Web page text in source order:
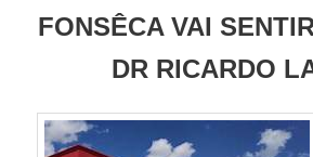
FONSÊCA VAI
DR RICARDO